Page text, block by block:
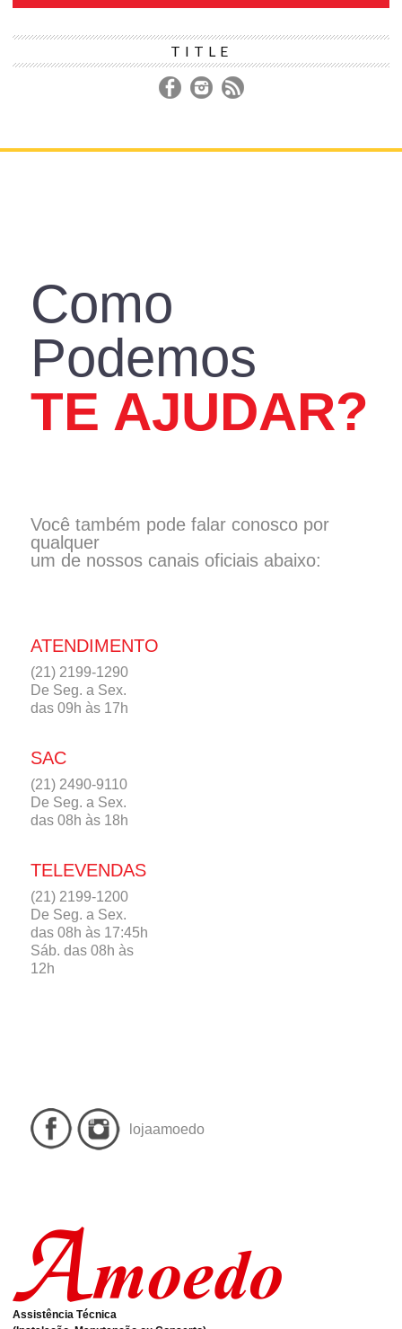
TITLE
Como
Podemos
TE AJUDAR?
Você também pode falar conosco por
qualquer
um de nossos canais oficiais abaixo:
ATENDIMENTO
(21) 2199-1290
De Seg. a Sex.
das 09h às 17h
SAC
(21) 2490-9110
De Seg. a Sex.
das 08h às 18h
TELEVENDAS
(21) 2199-1200
De Seg. a Sex.
das 08h às 17:45h
Sáb. das 08h às
12h
lojaamoedo
Assistência Técnica